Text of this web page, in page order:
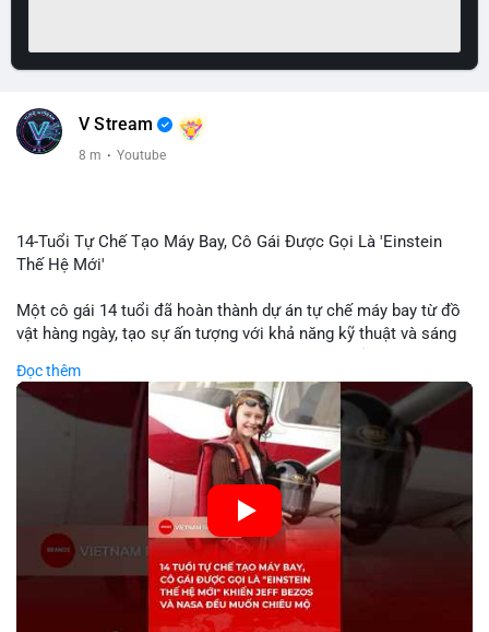
V Stream
8 m · Youtube
14-Tuổi Tự Chế Tạo Máy Bay, Cô Gái Được Gọi Là 'Einstein
Thế Hệ Mới'
Một cô gái 14 tuổi đã hoàn thành dự án tự chế máy bay từ đồ
vật hàng ngày, tạo sự ấn tượng với khả năng kỹ thuật và sáng
trình cô girl thiết kế, sản xuất và thử nghiệm máy bay, được
nhiều người so sánh với trí tuệ của Einstein. Thành tựu này
không chỉ thể hiện khả năng học tập nhanh chóng mà còn thể
hiện tiềm năng của thế hệ trẻ trong lĩnh vực công nghệ. Mặc dù
chưa liên quan trực tiếp đến tài chính hoặc crypto, sự phát
triển của công nghệ mới thường tạo cơ hội đầu tư hoặc ứng
dụng trong các lĩnh vực số hóa.
🎥 Xem video trực tiếp tại:
Nguồn: KIEN THUC KINH TE
Đọc thêm